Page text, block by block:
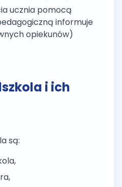
ucznia pomocą
informuje
opiekunów)
i ich
są: